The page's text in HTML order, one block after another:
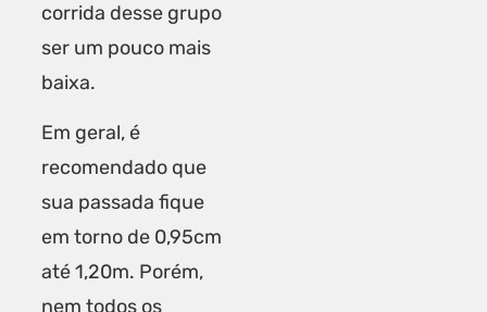
corrida desse grupo
ser um pouco mais
baixa.
Em geral, é
recomendado que
sua passada fique
em torno de 0,95cm
até 1,20m. Porém,
nem todos os